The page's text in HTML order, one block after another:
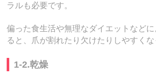
ラルも必要です。
偏った食生活や無理なダイエットなど
ると、爪が割れたり欠けたりしやすくな
1-2.乾燥